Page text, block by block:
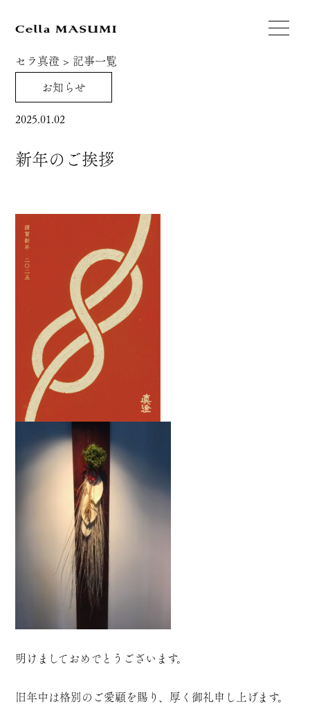
セラ真澄 > 記事一覧
お知らせ
2025.01.02
新年のご挨拶
明けましておめでとうございます。
旧年中は格別のご愛顧を賜り、厚く御礼申し上げます。